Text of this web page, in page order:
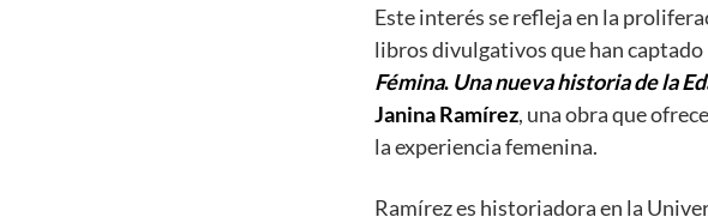
Este interés se refleja en la
libros divulgativos que han
Fémina. Una nueva historia de la
Janina Ramírez, una obra que
la experiencia femenina.
Ramírez es historiadora en la